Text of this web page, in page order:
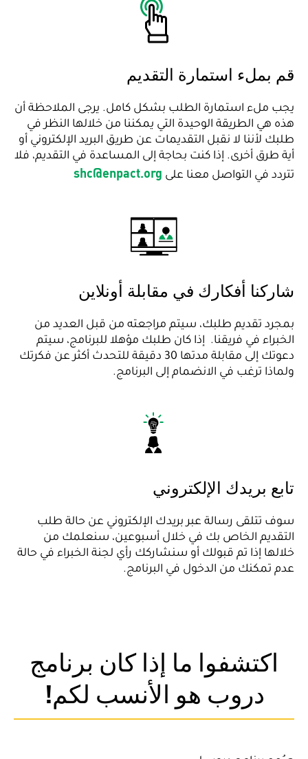
قم بملء استمارة التقديم
يجب ملء استمارة الطلب بشكل كامل. يرجى الملاحظة أن
هذه هي الطريقة الوحيدة التي يمكننا من خلالها النظر في
طلبك لأننا لا نقبل التقديمات عن طريق البريد الإلكتروني أو
أية طرق أخرى. إذا كنت بحاجة إلى المساعدة في التقديم، فلا
تتردد في التواصل معنا على shc@enpact.org
شاركنا أفكارك في مقابلة أونلاين
بمجرد تقديم طلبك، سيتم مراجعته من قبل العديد من
الخبراء في فريقنا. إذا كان طلبك مؤهلا للبرنامج، سيتم
دعوتك إلى مقابلة مدتها 30 دقيقة للتحدث أكثر عن فكرتك
ولماذا ترغب في الانضمام إلى البرنامج.
تابع بريدك الإلكتروني
سوف تتلقى رسالة عبر بريدك الإلكتروني عن حالة طلب
التقديم الخاص بك في خلال أسبوعين، سنعلمك من
خلالها إذا تم قبولك أو سنشاركك رأي لجنة الخبراء في حالة
عدم تمكنك من الدخول في البرنامج.
اكتشفوا ما إذا كان برنامج
دروب هو الأنسب لكم!